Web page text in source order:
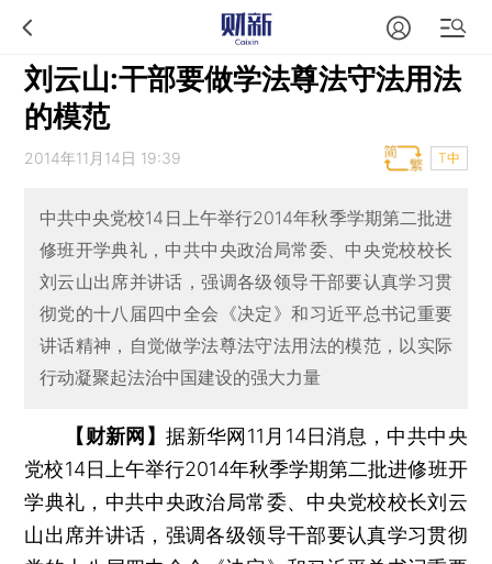
刘云山:干部要做学法尊法守法用法
的模范
2014年11月14日 19:39 T中
中共中央党校14日上午举行2014年秋季学期第二批进
修班开学典礼，中共中央政治局常委、中央党校校长
刘云山出席并讲话，强调各级领导干部要认真学习贯
彻党的十八届四中全会《决定》和习近平总书记重要
讲话精神，自觉做学法尊法守法用法的模范，以实际
行动凝聚起法治中国建设的强大力量
【财新网】据新华网11月14日消息，中共中央
党校14日上午举行2014年秋季学期第二批进修班开
学典礼，中共中央政治局常委、中央党校校长刘云
山出席并讲话，强调各级领导干部要认真学习贯彻